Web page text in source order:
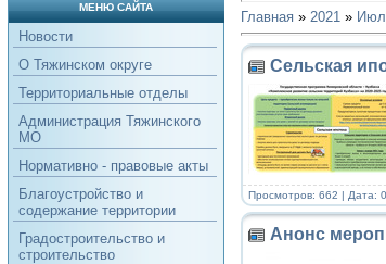
МЕНЮ САЙТА
Новости
О Тяжинском округе
Территориальные отделы
Администрация Тяжинского
МО
Нормативно - правовые акты
Благоустройство и
содержание территории
Градостроительство и
строительство
Главная» 2021 »
Сельская
Просмотров: 662 | Дата:
Анонс